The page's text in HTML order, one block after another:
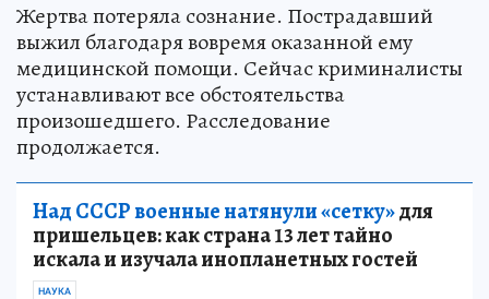
Жертва потеряла сознание. Пострадавший
выжил благодаря вовремя оказанной ему
медицинской помощи. Сейчас криминалисты
устанавливают все обстоятельства
произошедшего. Расследование
продолжается.
Над СССР военные натянули «сетку»для
пришельцев: как страна 13 лет тайно
искала и изучала инопланетных гостей
НАУКА